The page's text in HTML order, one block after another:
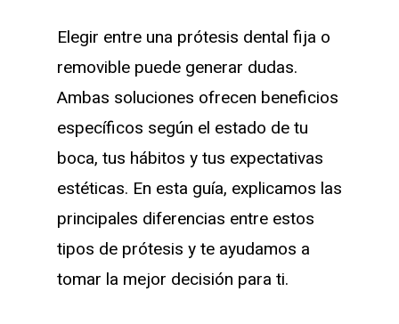
Elegir entre una prótesis dental fija o
removible puede generar dudas.
Ambas soluciones ofrecen beneficios
específicos según el estado de tu
boca, tus hábitos y tus expectativas
estéticas. En esta guía, explicamos las
principales diferencias entre estos
tipos de prótesis y te ayudamos a
tomar la mejor decisión para ti.